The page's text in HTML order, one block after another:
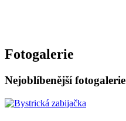
Fotogalerie
Nejoblíbenější fotogalerie